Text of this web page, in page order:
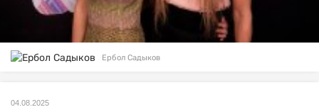
Ербол Садыков
04.08.2025